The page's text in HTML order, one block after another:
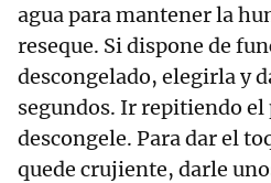
agua para mantener la
reseque. Si dispone de
descongelado, elegirla y
segundos. Ir repitiendo el
descongele. Para dar el
quede crujiente, darle